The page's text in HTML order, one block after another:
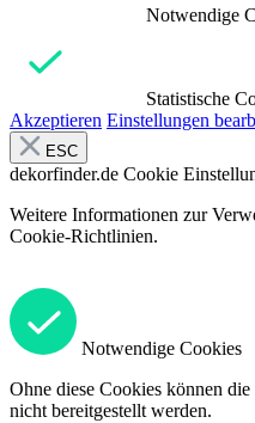
Notwendige
Statistische
Akzeptieren Einstellungen
ESC
dekorfinder.de Cookie
Weitere Informationen zur
Cookie-Richtlinien.
Notwendige Cookies
Ohne diese Cookies können
nicht bereitgestellt werden.